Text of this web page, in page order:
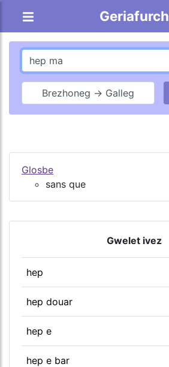
Geriafurch
Brezhoneg → Galleg
Glosbe
sans que
Gwelet ivez
hep
hep douar
hep e
hep e bar